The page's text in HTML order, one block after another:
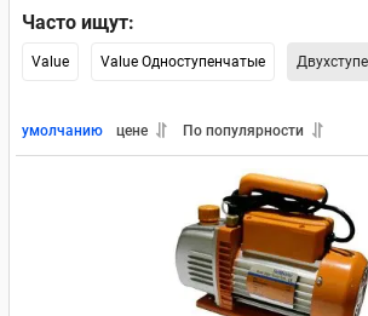
Часто ищут:
Value Value Одноступенчатые
умолчанию цене По популярности